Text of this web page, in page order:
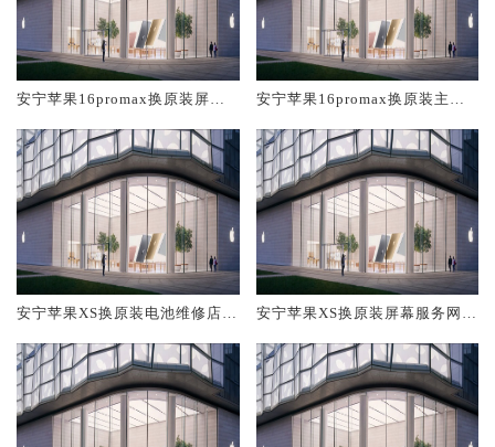
安宁苹果16promax换原装屏幕
安宁苹果16promax换原装主板
安宁苹果XS换原装电池维修店大
安宁苹果XS换原装屏幕服务网点